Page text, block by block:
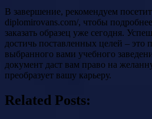
В завершение, рекомендуем
diplomirovans.com/, чтобы
заказать образец уже сегодня.
достичь поставленных целей – это
выбранного вами учебного
документ даст вам право на
преобразует вашу карьеру.
Related Posts: